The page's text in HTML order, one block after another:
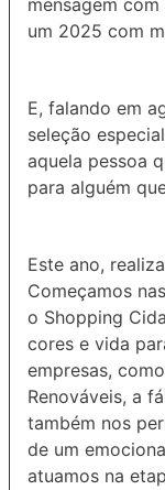
mensagem
um 2025 com
E, falando em
seleção
aquela pessoa
para alguém
Este ano,
Começamos
o Shopping
cores e vida
empresas,
Renováveis, a
também nos
de um
atuamos na